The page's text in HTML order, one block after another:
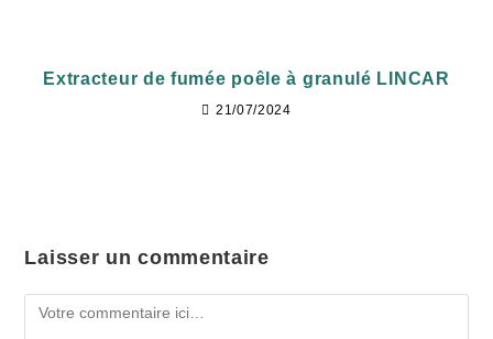
Extracteur de fumée poêle à granulé LINCAR
21/07/2024
Laisser un commentaire